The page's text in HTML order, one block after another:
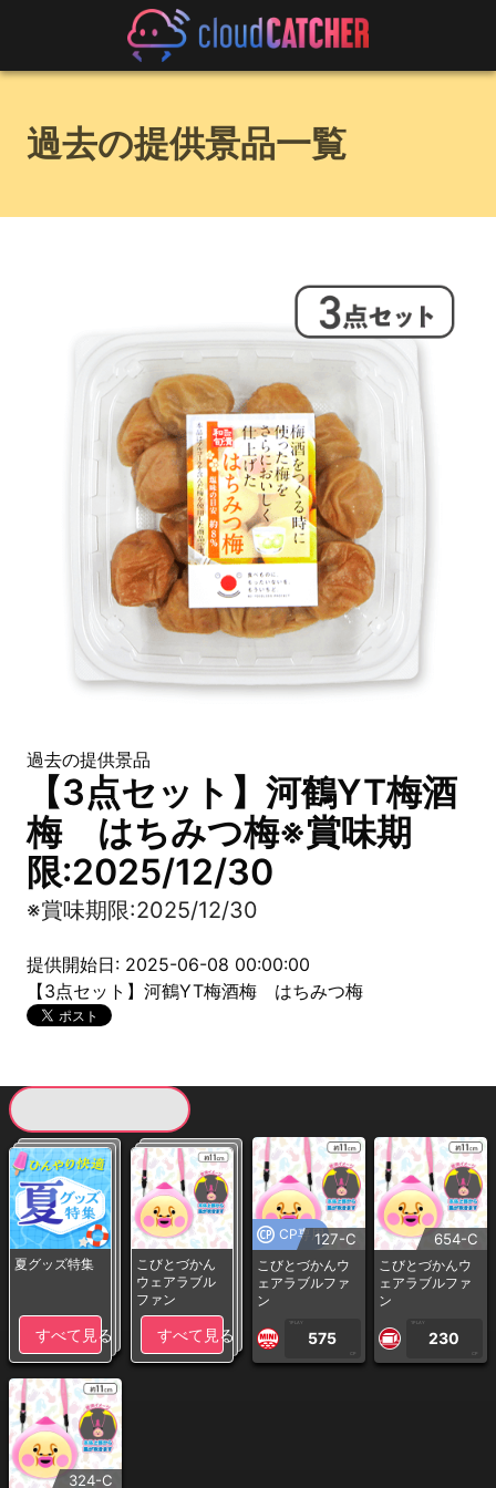
過去の提供景品一覧
過去の提供景品
【3点セット】河鶴YT梅酒
梅 はちみつ梅※賞味期
限:2025/12/30
※賞味期限:2025/12/30
提供開始日: 2025-06-08 00:00:00
【3点セット】河鶴YT梅酒梅 はちみつ梅
夏グッズ特集
すべて見る
こびとづかん
ウェアラブル
ファン
すべて見る
CP専用127-C
こびとづかんウ
ェアラブルファ
ン
1PLAY
575
CP
654-C
こびとづかんウ
ェアラブルファ
ン
1PLAY
230
CP
324-C